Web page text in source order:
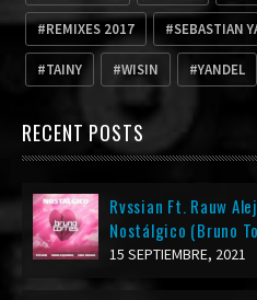
REMIXES 2017 SEBASTIAN
TAINY WISIN YANDEL
RECENT POSTS
Rvssian Ft. Rauw
Nostálgico (Bruno
15 SEPTIEMBRE, 2021